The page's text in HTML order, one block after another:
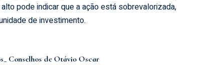
pode indicar que a ação está sobrevalorizada,
de investimento.
Conselhos de Otávio Oscar